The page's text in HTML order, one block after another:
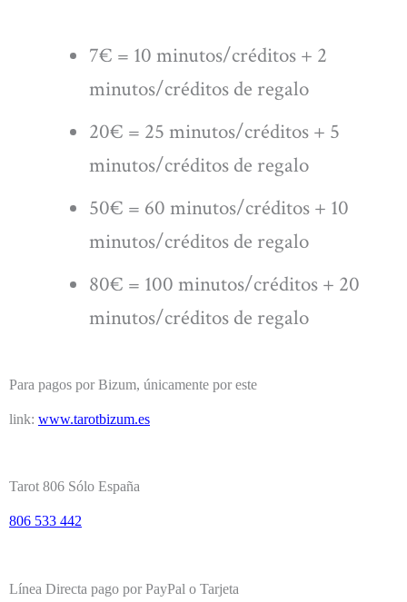
7€ = 10 minutos/créditos + 2
minutos/créditos de regalo
20€ = 25 minutos/créditos + 5
minutos/créditos de regalo
50€ = 60 minutos/créditos + 10
minutos/créditos de regalo
80€ = 100 minutos/créditos + 20
minutos/créditos de regalo
Para pagos por Bizum, únicamente por este
link: www.tarotbizum.es
Tarot 806 Sólo España
806 533 442
Línea Directa pago por PayPal o Tarjeta